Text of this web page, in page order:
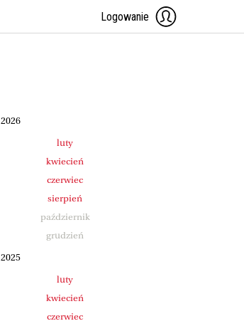
Logowanie
2026
luty
kwiecień
czerwiec
sierpień
październik
grudzień
2025
luty
kwiecień
czerwiec